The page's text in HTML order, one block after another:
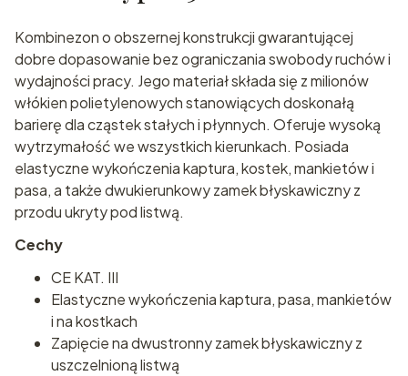
Kombinezon o obszernej konstrukcji gwarantującej
dobre dopasowanie bez ograniczania swobody ruchów i
wydajności pracy. Jego materiał składa się z milionów
włókien polietylenowych stanowiących doskonałą
barierę dla cząstek stałych i płynnych. Oferuje wysoką
wytrzymałość we wszystkich kierunkach. Posiada
elastyczne wykończenia kaptura, kostek, mankietów i
pasa, a także dwukierunkowy zamek błyskawiczny z
przodu ukryty pod listwą.
Cechy
CE KAT. III
Elastyczne wykończenia kaptura, pasa, mankietów
i na kostkach
Zapięcie na dwustronny zamek błyskawiczny z
uszczelnioną listwą